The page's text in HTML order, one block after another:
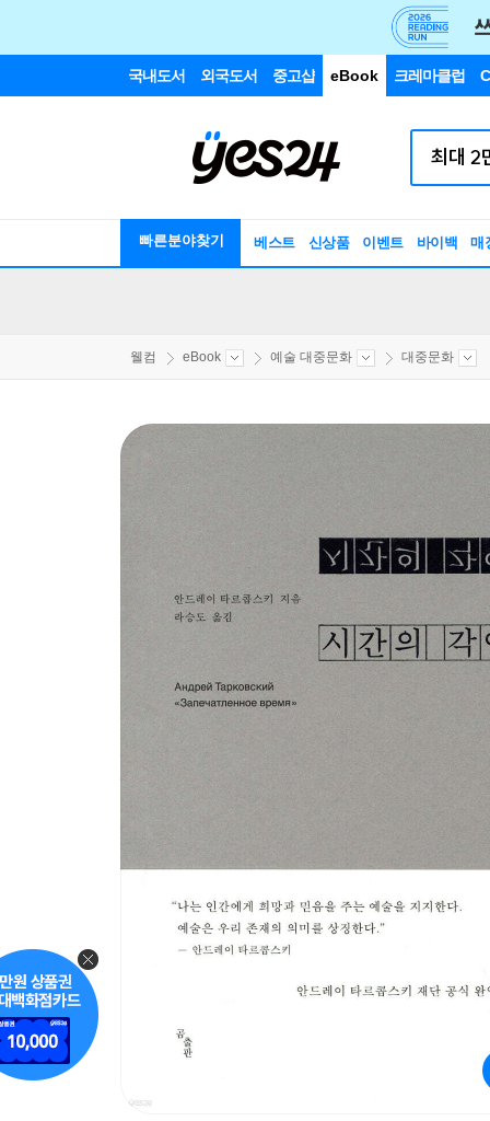
국내도서 외국도서 중고샵 eBook 크레마클럽
빠른분야찾기 베스트 신상품 이벤트 바이백 매
웰컴 eBook 예술 대중문화 대중문화